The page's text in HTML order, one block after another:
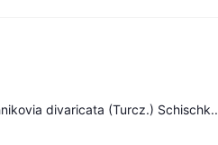
divaricata (Turcz.) Schischk..